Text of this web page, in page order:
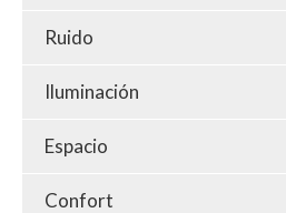
Ruido
Iluminación
Espacio
Confort